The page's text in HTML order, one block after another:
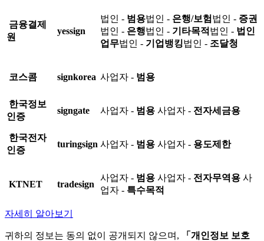
금융결제
원
yessign
법인 - 범용법인 - 은행/보험 법인 - 증권
법인 - 은행법인 - 기타목적 법인 - 법인
업무법인 - 기업뱅킹법인 - 조달청
코스콤 signkorea 사업자 - 범용
한국정보
인증
signgate 사업자 - 범용 사업자 - 전자세금용
한국전자
인증
turingsign 사업자 - 범용 사업자 - 용도제한
KTNET tradesign
사업자 - 범용 사업자 - 전자무역용 사
업자 - 특수목적
자세히 알아보기
귀하의 정보는 동의 없이 공개되지 않으며,
「개인정보 보호